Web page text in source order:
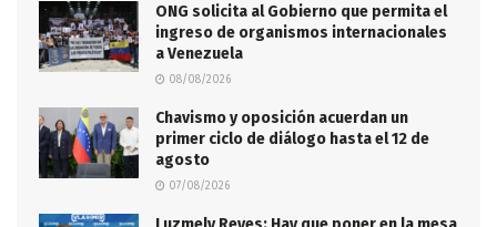
ONG solicita al Gobierno que permita el
ingreso de organismos internacionales
a Venezuela
08/08/2026
Chavismo y oposición acuerdan un
primer ciclo de diálogo hasta el 12 de
agosto
07/08/2026